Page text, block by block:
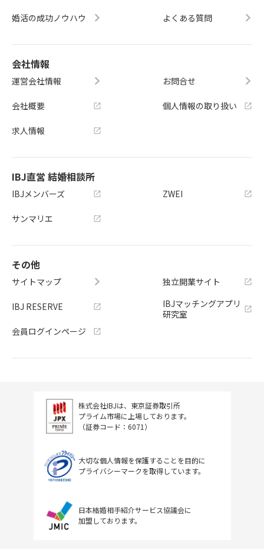
婚活の成功ノウハウ よくある質問
会社情報
運営会社情報
会社概要
求人情報
お問合せ
個人情報の取り扱い
IBJ直営 結婚相談所
IBJメンバーズ
サンマリエ
ZWEI
その他
サイトマップ
IBJ RESERVE
会員ログインページ
独立開業サイト
IBJマッチングアプリ
研究室
株式会社IBJは、東京証券取引所
プライム市場に上場しております。
（証券コード：6071）
大切な個人情報を保護することを目的に
プライバシーマークを取得しています。
日本結婚相手紹介サービス協議会に
加盟しております。